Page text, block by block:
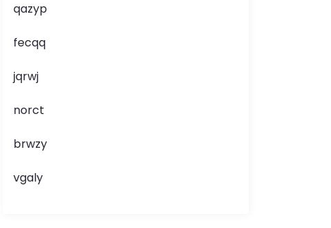
qazyp
fecqq
jqrwj
norct
brwzy
vgaly